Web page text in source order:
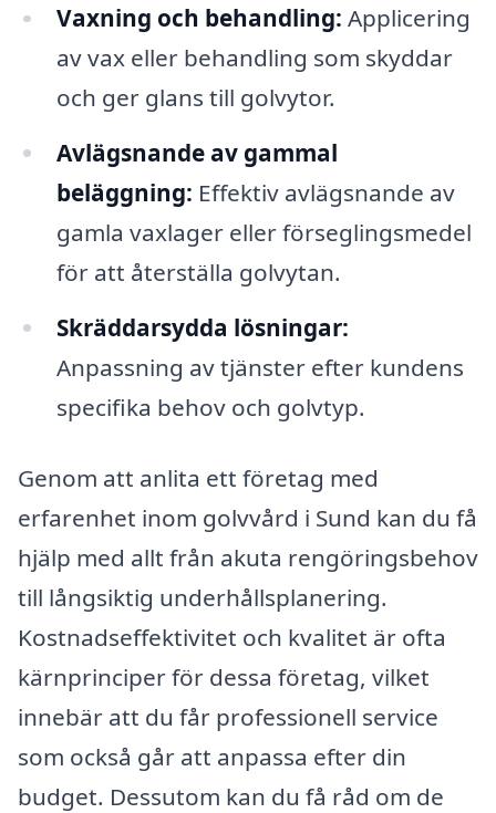
Vaxning och behandling: Applicering
av vax eller behandling som skyddar
och ger glans till golvytor.
Avlägsnande av gammal
beläggning: Effektiv avlägsnande av
gamla vaxlager eller förseglingsmedel
för att återställa golvytan.
Skräddarsydda lösningar:
Anpassning av tjänster efter kundens
specifika behov och golvtyp.
Genom att anlita ett företag med
erfarenhet inom golvvård i Sund kan du få
hjälp med allt från akuta rengöringsbehov
till långsiktig underhållsplanering.
Kostnadseffektivitet och kvalitet är ofta
kärnprinciper för dessa företag, vilket
innebär att du får professionell service
som också går att anpassa efter din
budget. Dessutom kan du få råd om de